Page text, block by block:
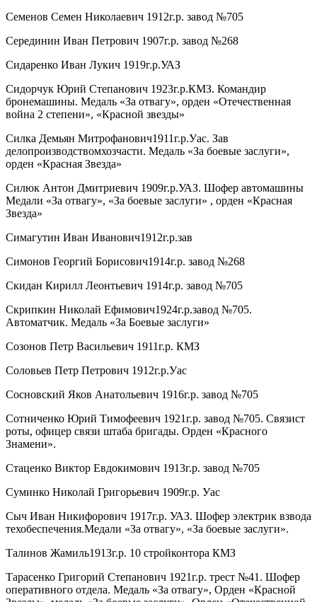
Семенов Семен Николаевич 1912г.р. завод №705
Серединин Иван Петрович 1907г.р. завод №268
Сидаренко Иван Лукич 1919г.р.УАЗ
Сидорчук Юрий Степанович 1923г.р.КМЗ. Командир
бронемашины. Медаль «За отвагу», орден «Отечественная
война 2 степени», «Красной звезды»
Силка Демьян Митрофанович1911г.р.Уас. Зав
делопроизводствомхозчасти. Медаль «За боевые заслуги»,
орден «Красная Звезда»
Силюк Антон Дмитриевич 1909г.р.УАЗ. Шофер автомашины
Медали «За отвагу», «За боевые заслуги» , орден «Красная
Звезда»
Симагутин Иван Иванович1912г.р.зав
Симонов Георгий Борисович1914г.р. завод №268
Скидан Кирилл Леонтьевич 1914г.р. завод №705
Скрипкин Николай Ефимович1924г.р.завод №705.
Автоматчик. Медаль «За Боевые заслуги»
Созонов Петр Васильевич 1911г.р. КМЗ
Соловьев Петр Петрович 1912г.р.Уас
Сосновский Яков Анатольевич 1916г.р. завод №705
Сотниченко Юрий Тимофеевич 1921г.р. завод №705. Связист
роты, офицер связи штаба бригады. Орден «Красного
Знамени».
Стаценко Виктор Евдокимович 1913г.р. завод №705
Суминко Николай Григорьевич 1909г.р. Уас
Сыч Иван Никифорович 1917г.р. УАЗ. Шофер электрик взвода
техобеспечения.Медали «За отвагу», «За боевые заслуги».
Талинов Жамиль1913г.р. 10 стройконтора КМЗ
Тарасенко Григорий Степанович 1921г.р. трест №41. Шофер
оперативного отдела. Медаль «За отвагу», Орден «Красной